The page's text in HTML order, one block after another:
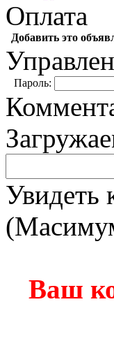
Оплата
Добавить это
Пароль:
Увидеть
Ваш